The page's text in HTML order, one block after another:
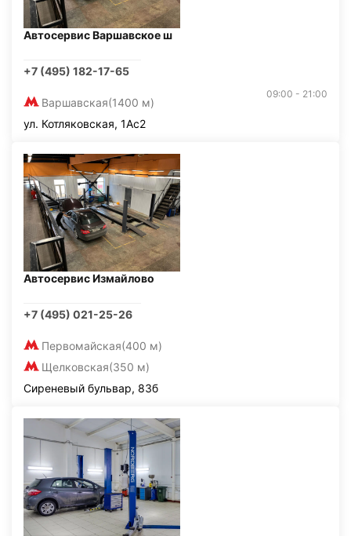
Автосервис Варшавское ш
+7 (495) 182-17-65
Варшавская(1400 м)
09:00 - 21:00
ул. Котляковская, 1Ас2
Автосервис Измайлово
+7 (495) 021-25-26
Первомайская(400 м)
Щелковская(350 м)
Сиреневый бульвар, 83б